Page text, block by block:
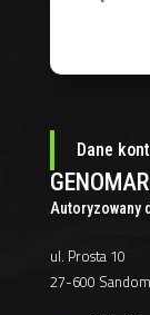
Dane
GENOMAR
Autoryzowany
ul. Prosta 10
27-600